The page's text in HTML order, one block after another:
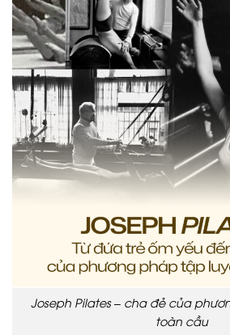
Joseph Pilates – cha đẻ của
toàn cầu